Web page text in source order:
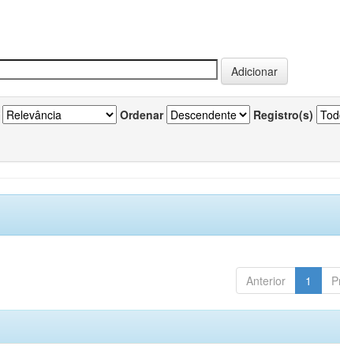
Ordenar Registro(s)
Anterior 1